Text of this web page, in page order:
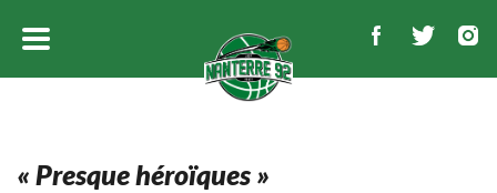
« Presque héroïques »